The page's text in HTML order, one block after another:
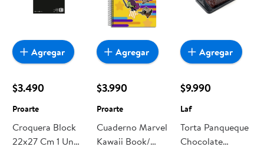
$3.490
Proarte
Croquera Block
22x27 Cm 1 Un
Agregar
$3.990
Proarte
Cuaderno Marvel
Kawaii Book/
Agregar
$9.990
Laf
Torta Panqueque
Chocolate
Agregar